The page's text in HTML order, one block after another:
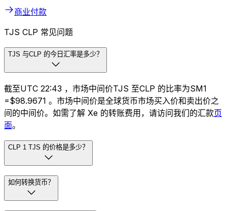
商业付款
TJS CLP 常见问题
TJS 与CLP 的今日汇率是多少？
截至UTC 22:43 ，市场中间价TJS 至CLP 的比率为SM1
=$98.9671 。市场中间价是全球货币市场买入价和卖出价之
间的中间价。如需了解 Xe 的转账费用，请访问我们的汇款页
面。
CLP 1 TJS 的价格是多少？
如何转换货币？